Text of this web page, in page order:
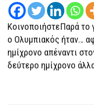
ΚοινοποιήστεΠαρά το
ο Ολυμπιακός ήταν…
ημίχρονο απέναντι
δεύτερο ημίχρονο